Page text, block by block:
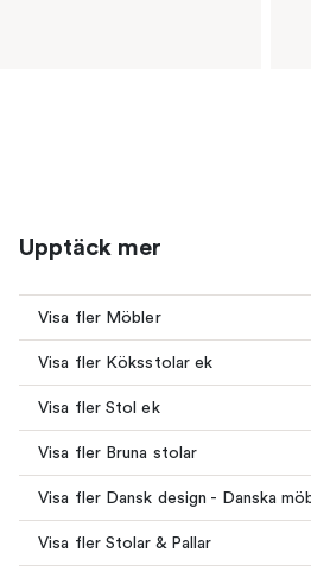
Upptäck mer
Visa fler Möbler
Visa fler Köksstolar ek
Visa fler Stol ek
Visa fler Bruna stolar
Visa fler Dansk design - Danska
Visa fler Stolar & Pallar